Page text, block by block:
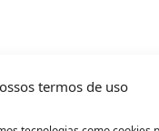
termos de uso